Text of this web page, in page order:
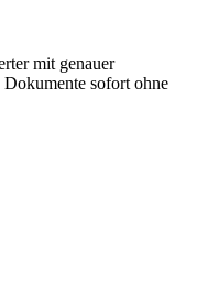
mit genauer
sofort ohne